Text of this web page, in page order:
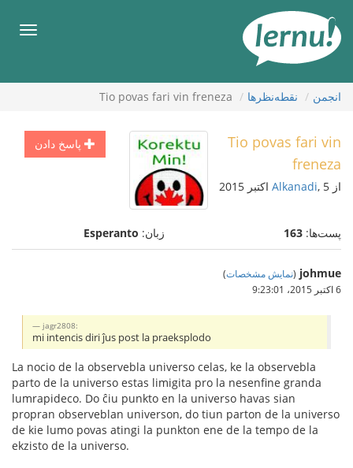
محتوا
انجمن نقطه‌نظرها Tio povas fari vin freneza
پاسخ دادن
Tio povas fari vin
freneza
از Alkanadi, 5 اکتبر 2015
پست‌ها: 163 زبان: Esperanto
johmue
(نمایش مشخصات)
6 اکتبر 2015،‏ 9:23:01
jagr2808:
mi intencis diri ĵus post la praeksplodo
La nocio de la observebla universo celas, ke la observebla
parto de la universo estas limigita pro la nesenfine granda
lumrapideco. Do ĉiu punkto en la universo havas sian
propran observeblan universon, do tiun parton de la universo
de kie lumo povas atingi la punkton ene de la tempo de la
ekzisto de la universo.